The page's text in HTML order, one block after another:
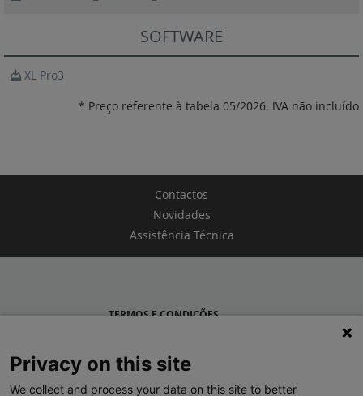
SOFTWARE
XL Pro3
* Preço referente à tabela 05/2026. IVA não incluído
Contactos
Novidades
Assistência Técnica
TERMOS E CONDIÇÕES
LEGRAND PORTUGAL
Privacy on this site
We collect and process your data on this site to better